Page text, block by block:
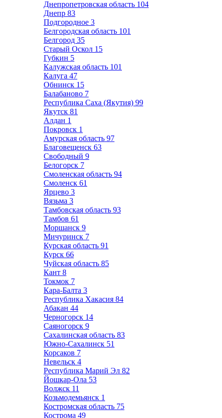
Днепропетровская область 104
Днепр 83
Подгородное 3
Белгородская область 101
Белгород 35
Старый Оскол 15
Губкин 5
Калужская область 101
Калуга 47
Обнинск 15
Балабаново 7
Республика Саха (Якутия) 99
Якутск 81
Алдан 1
Покровск 1
Амурская область 97
Благовещенск 63
Свободный 9
Белогорск 7
Смоленская область 94
Смоленск 61
Ярцево 3
Вязьма 3
Тамбовская область 93
Тамбов 61
Моршанск 9
Мичуринск 7
Курская область 91
Курск 66
Чуйская область 85
Кант 8
Токмок 7
Кара-Балта 3
Республика Хакасия 84
Абакан 44
Черногорск 14
Саяногорск 9
Сахалинская область 83
Южно-Сахалинск 51
Корсаков 7
Невельск 4
Республика Марий Эл 82
Йошкар-Ола 53
Волжск 11
Козьмодемьянск 1
Костромская область 75
Кострома 49